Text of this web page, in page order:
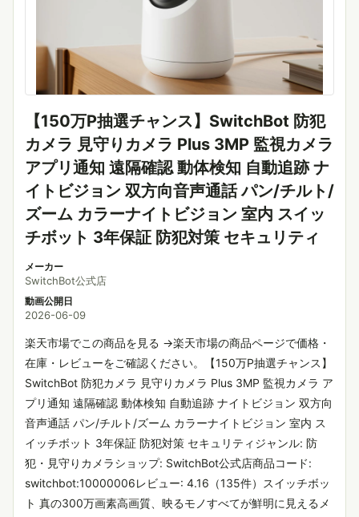
【150万P抽選チャンス】SwitchBot 防犯
カメラ 見守りカメラ Plus 3MP 監視カメラ
アプリ通知 遠隔確認 動体検知 自動追跡 ナ
イトビジョン 双方向音声通話 パン/チルト/
ズーム カラーナイトビジョン 室内 スイッ
チボット 3年保証 防犯対策 セキュリティ
メーカー
SwitchBot公式店
動画公開日
2026-06-09
楽天市場でこの商品を見る →楽天市場の商品ページで価格・
在庫・レビューをご確認ください。【150万P抽選チャンス】
SwitchBot 防犯カメラ 見守りカメラ Plus 3MP 監視カメラ ア
プリ通知 遠隔確認 動体検知 自動追跡 ナイトビジョン 双方向
音声通話 パン/チルト/ズーム カラーナイトビジョン 室内 ス
イッチボット 3年保証 防犯対策 セキュリティジャンル: 防
犯・見守りカメラショップ: SwitchBot公式店商品コード:
switchbot:10000006レビュー: 4.16（135件）スイッチボッ
ト 真の300万画素高画質、映るモノすべてが鮮明に見えるメ